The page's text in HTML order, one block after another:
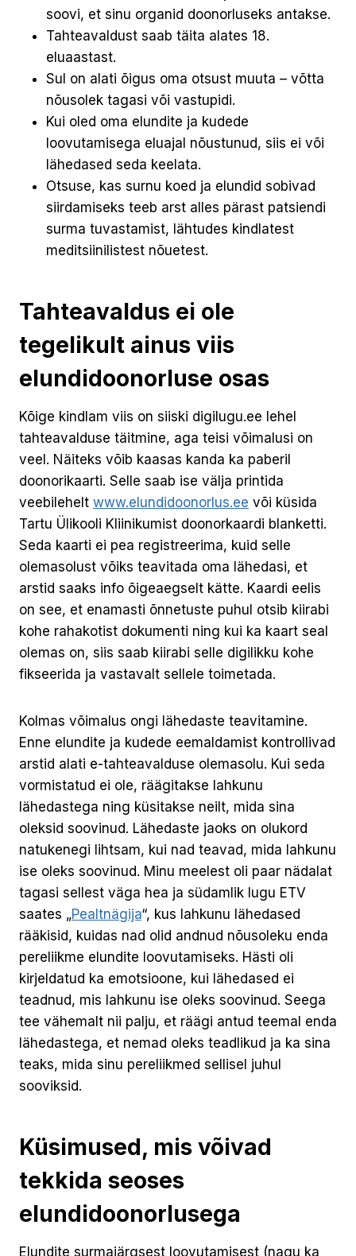
soovi, et sinu organid doonorluseks antakse.
Tahteavaldust saab täita alates 18.
eluaastast.
Sul on alati õigus oma otsust muuta – võtta
nõusolek tagasi või vastupidi.
Kui oled oma elundite ja kudede
loovutamisega eluajal nõustunud, siis ei või
lähedased seda keelata.
Otsuse, kas surnu koed ja elundid sobivad
siirdamiseks teeb arst alles pärast patsiendi
surma tuvastamist, lähtudes kindlatest
meditsiinilistest nõuetest.
Tahteavaldus ei ole
tegelikult ainus viis
elundidoonorluse osas
Kõige kindlam viis on siiski digilugu.ee lehel
tahteavalduse täitmine, aga teisi võimalusi on
veel. Näiteks võib kaasas kanda ka paberil
doonorikaarti. Selle saab ise välja printida
veebilehelt www.elundidoonorlus.ee või küsida
Tartu Ülikooli Kliinikumist doonorkaardi blanketti.
Seda kaarti ei pea registreerima, kuid selle
olemasolust võiks teavitada oma lähedasi, et
arstid saaks info õigeaegselt kätte. Kaardi eelis
on see, et enamasti õnnetuste puhul otsib kiirabi
kohe rahakotist dokumenti ning kui ka kaart seal
olemas on, siis saab kiirabi selle digilikku kohe
fikseerida ja vastavalt sellele toimetada.
Kolmas võimalus ongi lähedaste teavitamine.
Enne elundite ja kudede eemaldamist kontrollivad
arstid alati e-tahteavalduse olemasolu. Kui seda
vormistatud ei ole, räägitakse lahkunu
lähedastega ning küsitakse neilt, mida sina
oleksid soovinud. Lähedaste jaoks on olukord
natukenegi lihtsam, kui nad teavad, mida lahkunu
ise oleks soovinud. Minu meelest oli paar nädalat
tagasi sellest väga hea ja südamlik lugu ETV
saates „Pealtnägija“, kus lahkunu lähedased
rääkisid, kuidas nad olid andnud nõusoleku enda
pereliikme elundite loovutamiseks. Hästi oli
kirjeldatud ka emotsioone, kui lähedased ei
teadnud, mis lahkunu ise oleks soovinud. Seega
tee vähemalt nii palju, et räägi antud teemal enda
lähedastega, et nemad oleks teadlikud ja ka sina
teaks, mida sinu pereliikmed sellisel juhul
sooviksid.
Küsimused, mis võivad
tekkida seoses
elundidoonorlusega
Elundite surmajärgsest loovutamisest (nagu ka